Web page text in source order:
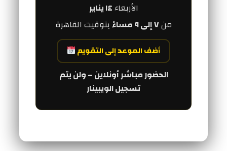
الأربعاء١٤ يناير
من٧ إلى ٩ مساءً بتوقيت القاهرة
أضف الموعد إلى التقويم
الحضور مباشر أونلاين – ولن يتم
تسجيل الويبينار